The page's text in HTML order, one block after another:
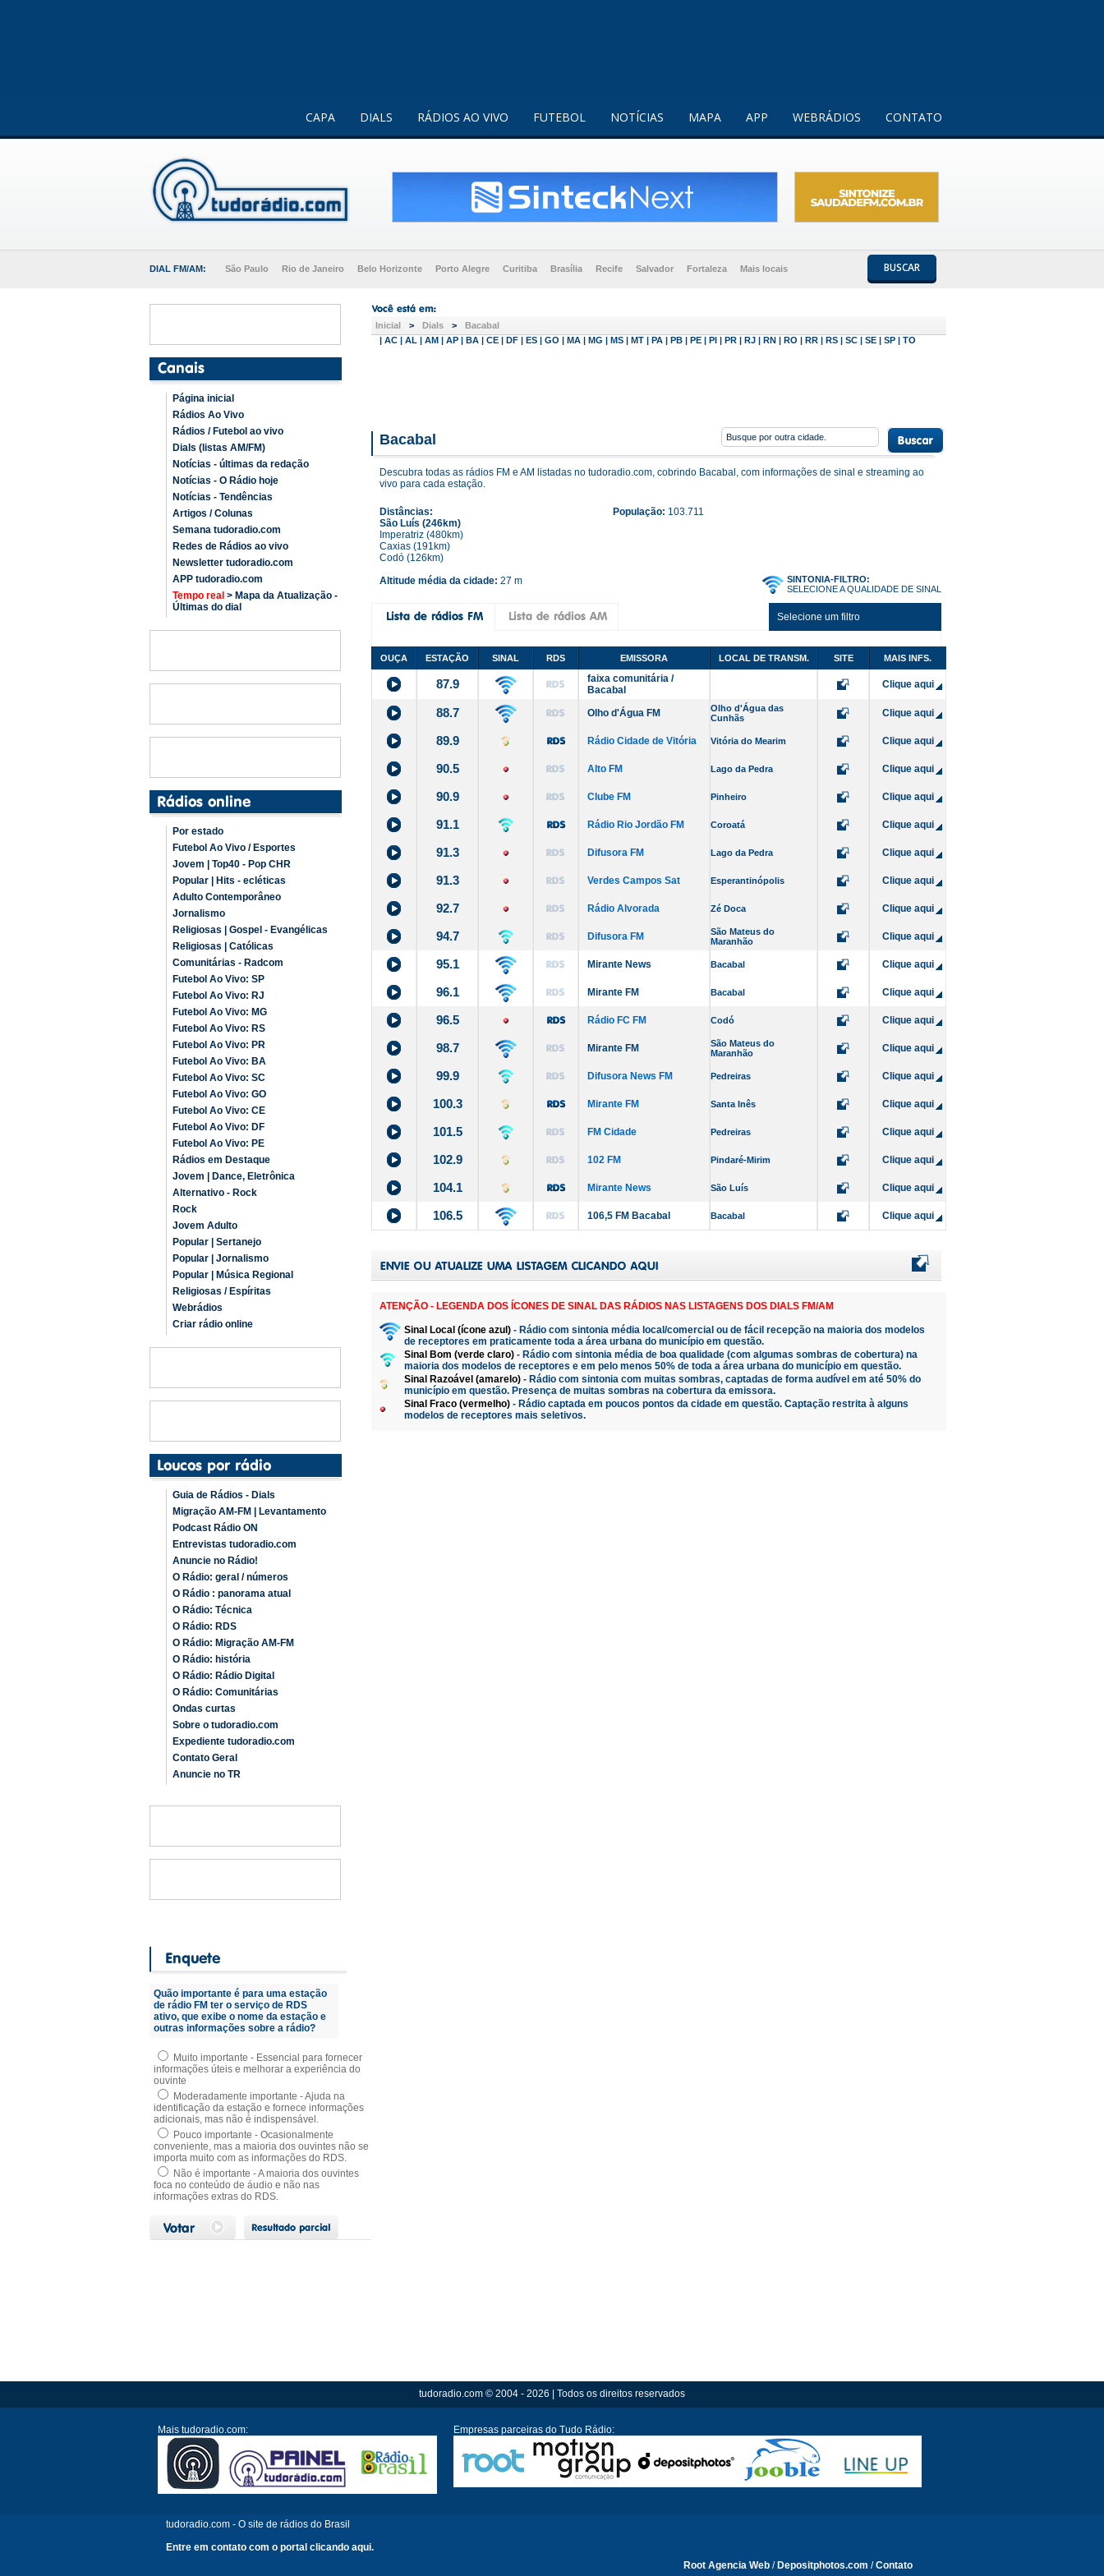
CAPA DIALS RÁDIOS AO VIVO FUTEBOL NOTÍCIAS MAPA APP WEBRÁDIOS CONTATO
DIAL FM/AM: São Paulo Rio de Janeiro Belo Horizonte Porto Alegre Curitiba Brasília Recife Salvador Fortaleza Mais locais BUSCAR
Página inicial
Rádios Ao Vivo
Rádios / Futebol ao vivo
Dials (listas AM/FM)
Notícias - últimas da redação
Notícias - O Rádio hoje
Notícias - Tendências
Artigos / Colunas
Semana tudoradio.com
Redes de Rádios ao vivo
Newsletter tudoradio.com
APP tudoradio.com
Tempo real > Mapa da Atualização -
Últimas do dial
Por estado
Futebol Ao Vivo / Esportes
Jovem | Top40 - Pop CHR
Popular | Hits - ecléticas
Adulto Contemporâneo
Jornalismo
Religiosas | Gospel - Evangélicas
Religiosas | Católicas
Comunitárias - Radcom
Futebol Ao Vivo: SP
Futebol Ao Vivo: RJ
Futebol Ao Vivo: MG
Futebol Ao Vivo: RS
Futebol Ao Vivo: PR
Futebol Ao Vivo: BA
Futebol Ao Vivo: SC
Futebol Ao Vivo: GO
Futebol Ao Vivo: CE
Futebol Ao Vivo: DF
Futebol Ao Vivo: PE
Rádios em Destaque
Jovem | Dance, Eletrônica
Alternativo - Rock
Rock
Jovem Adulto
Popular | Sertanejo
Popular | Jornalismo
Popular | Música Regional
Religiosas / Espíritas
Webrádios
Criar rádio online
Guia de Rádios - Dials
Migração AM-FM | Levantamento
Podcast Rádio ON
Entrevistas tudoradio.com
Anuncie no Rádio!
O Rádio: geral / números
O Rádio : panorama atual
O Rádio: Técnica
O Rádio: RDS
O Rádio: Migração AM-FM
O Rádio: história
O Rádio: Rádio Digital
O Rádio: Comunitárias
Ondas curtas
Sobre o tudoradio.com
Expediente tudoradio.com
Contato Geral
Anuncie no TR
Quão importante é para uma estação
de rádio FM ter o serviço de RDS
ativo, que exibe o nome da estação e
outras informações sobre a rádio?
Muito importante - Essencial para fornecer
informações úteis e melhorar a experiência do
ouvinte
Moderadamente importante - Ajuda na
identificação da estação e fornece informações
adicionais, mas não é indispensável.
Pouco importante - Ocasionalmente
conveniente, mas a maioria dos ouvintes não se
importa muito com as informações do RDS.
Não é importante - A maioria dos ouvintes
foca no conteúdo de áudio e não nas
informações extras do RDS.
Inicial > Dials >
Bacabal
| AC | AL | AM | AP | BA | CE | DF | ES | GO | MA | MG | MS | MT | PA | PB | PE | PI | PR | RJ | RN | RO | RR | RS | SC | SE | SP | TO
Bacabal
Descubra todas as rádios FM e AM listadas no tudoradio.com, cobrindo Bacabal, com informações de sinal e streaming ao
vivo para cada estação.
Distâncias:
São Luís (246km)
Imperatriz (480km)
Caxias (191km)
Codó (126km)
Altitude média da cidade: 27 m
População: 103.711
SINTONIA-FILTRO:
SELECIONE A QUALIDADE DE SINAL
Selecione um filtro
OUÇA ESTAÇÃO SINAL RDS EMISSORA LOCAL DE TRANSM. SITE MAIS INFS.
87.9
faixa comunitária /
Bacabal
Clique aqui
88.7 Olho d'Água FM
Olho d'Água das
Cunhãs
Clique aqui
89.9 Rádio Cidade de Vitória Vitória do Mearim Clique aqui
90.5 Alto FM Lago da Pedra Clique aqui
90.9 Clube FM Pinheiro Clique aqui
91.1 Rádio Rio Jordão FM Coroatá Clique aqui
91.3 Difusora FM Lago da Pedra Clique aqui
91.3 Verdes Campos Sat Esperantinópolis Clique aqui
92.7 Rádio Alvorada Zé Doca Clique aqui
94.7 Difusora FM
São Mateus do
Maranhão
Clique aqui
95.1 Mirante News Bacabal Clique aqui
96.1 Mirante FM Bacabal Clique aqui
96.5 Rádio FC FM Codó Clique aqui
98.7 Mirante FM
São Mateus do
Maranhão
Clique aqui
99.9 Difusora News FM Pedreiras Clique aqui
100.3 Mirante FM Santa Inês Clique aqui
101.5 FM Cidade Pedreiras Clique aqui
102.9 102 FM Pindaré-Mirim Clique aqui
104.1 Mirante News São Luís Clique aqui
106.5 106,5 FM Bacabal Bacabal Clique aqui
ATENÇÃO - LEGENDA DOS ÍCONES DE SINAL DAS RÁDIOS NAS LISTAGENS DOS DIALS FM/AM
Sinal Local (ícone azul) - Rádio com sintonia média local/comercial ou de fácil recepção na maioria dos modelos
de receptores em praticamente toda a área urbana do município em questão.
Sinal Bom (verde claro) - Rádio com sintonia média de boa qualidade (com algumas sombras de cobertura) na
maioria dos modelos de receptores e em pelo menos 50% de toda a área urbana do município em questão.
Sinal Razoável (amarelo) - Rádio com sintonia com muitas sombras, captadas de forma audível em até 50% do
município em questão. Presença de muitas sombras na cobertura da emissora.
Sinal Fraco (vermelho) - Rádio captada em poucos pontos da cidade em questão. Captação restrita à alguns
modelos de receptores mais seletivos.
tudoradio.com © 2004 - 2026 | Todos os direitos reservados
Mais tudoradio.com: Empresas parceiras do Tudo Rádio:
tudoradio.com - O site de rádios do Brasil
Entre em contato com o portal clicando aqui.
Root Agencia Web / Depositphotos.com /Contato